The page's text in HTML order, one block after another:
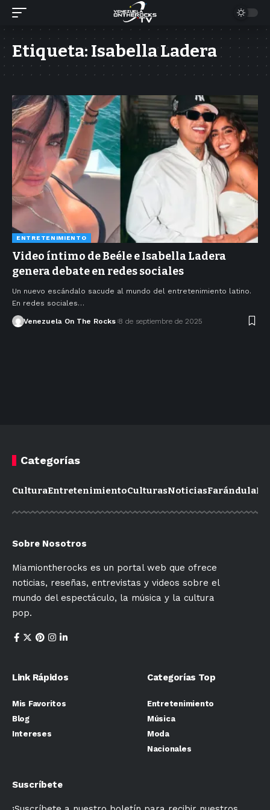
Etiqueta: Isabella Ladera
ENTRETENIMIENTO
Video íntimo de Beéle e Isabella Ladera
genera debate en redes sociales
Un nuevo escándalo sacude al mundo del entretenimiento latino.
En redes sociales…
Venezuela On The Rocks 8 de septiembre de 2025
Categorías
CulturaEntretenimientoCulturasNoticiasFarándula
Sobre Nosotros
Miamiontherocks es un portal web que ofrece
noticias, reseñas, entrevistas y videos sobre el
mundo del espectáculo, la música y la cultura
pop.
Link Rápidos
Mis Favoritos
Blog
Intereses
Categorías Top
Entretenimiento
Música
Moda
Nacionales
Suscríbete